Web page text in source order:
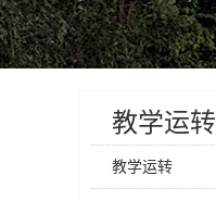
教学运转
教学运转